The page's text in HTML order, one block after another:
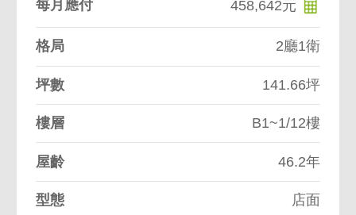
每月應付 458,642元
格局 2廳1衛
坪數 141.66坪
樓層 B1~1/12樓
屋齡 46.2年
型態 店面